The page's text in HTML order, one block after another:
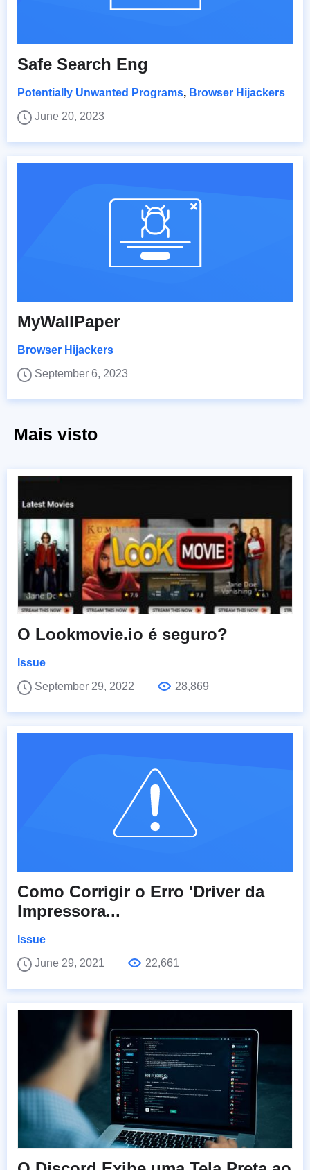
Safe Search Eng
Potentially Unwanted Programs, Browser Hijackers
June 20, 2023
MyWallPaper
Browser Hijackers
September 6, 2023
Mais visto
O Lookmovie.io é seguro?
Issue
September 29, 2022
28,869
Como Corrigir o Erro 'Driver da
Impressora...
Issue
June 29, 2021
22,661